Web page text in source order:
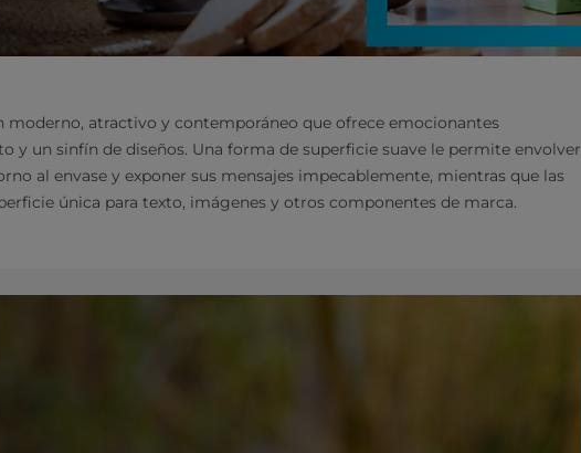
moderno, atractivo y contemporáneo que ofrece emocionantes
y un sinfín de diseños. Una forma de superficie suave le permite envolver
al envase y exponer sus mensajes impecablemente, mientras que las
única para texto, imágenes y otros componentes de marca.